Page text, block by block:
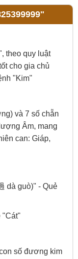
theo quy luật
cho gia chủ
"Kim"
và 7 số chẵn
Âm, mang
can: Giáp,
dà guò)" - Quẻ
"Cát"
số đương kim